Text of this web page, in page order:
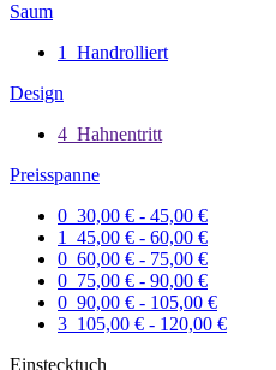
Saum
1
Handrolliert
Design
4 Hahnentritt
Preisspanne
0 30,00 € - 45,00 €
1
45,00 € - 60,00 €
0 60,00 € - 75,00 €
0 75,00 € - 90,00 €
0 90,00 € - 105,00 €
3 105,00 € - 120,00 €
Einstecktuch